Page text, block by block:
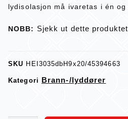
lydisolasjon må ivaretas i én
NOBB: Sjekk ut dette
SKU HEI3035dbH9x20/45394663
Kategori Brann-/lyddører